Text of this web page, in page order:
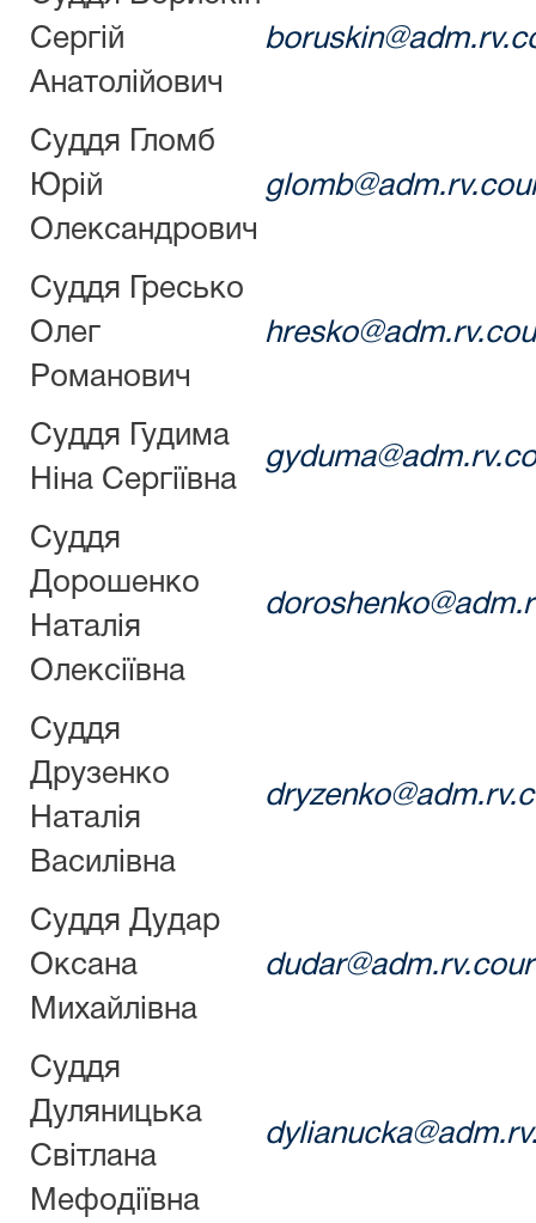
Сергій
Анатолійович
Суддя Гломб
Юрій
Олександрович
Суддя Гресько
Олег
Романович
Суддя Гудима
Ніна Сергіївна
gyduma
Суддя
Дорошенко
Наталія
Олексіївна
Суддя
Друзенко
Наталія
Василівна
Суддя Дудар
Оксана
Михайлівна
Суддя
Дуляницька
Світлана
Мефодіївна